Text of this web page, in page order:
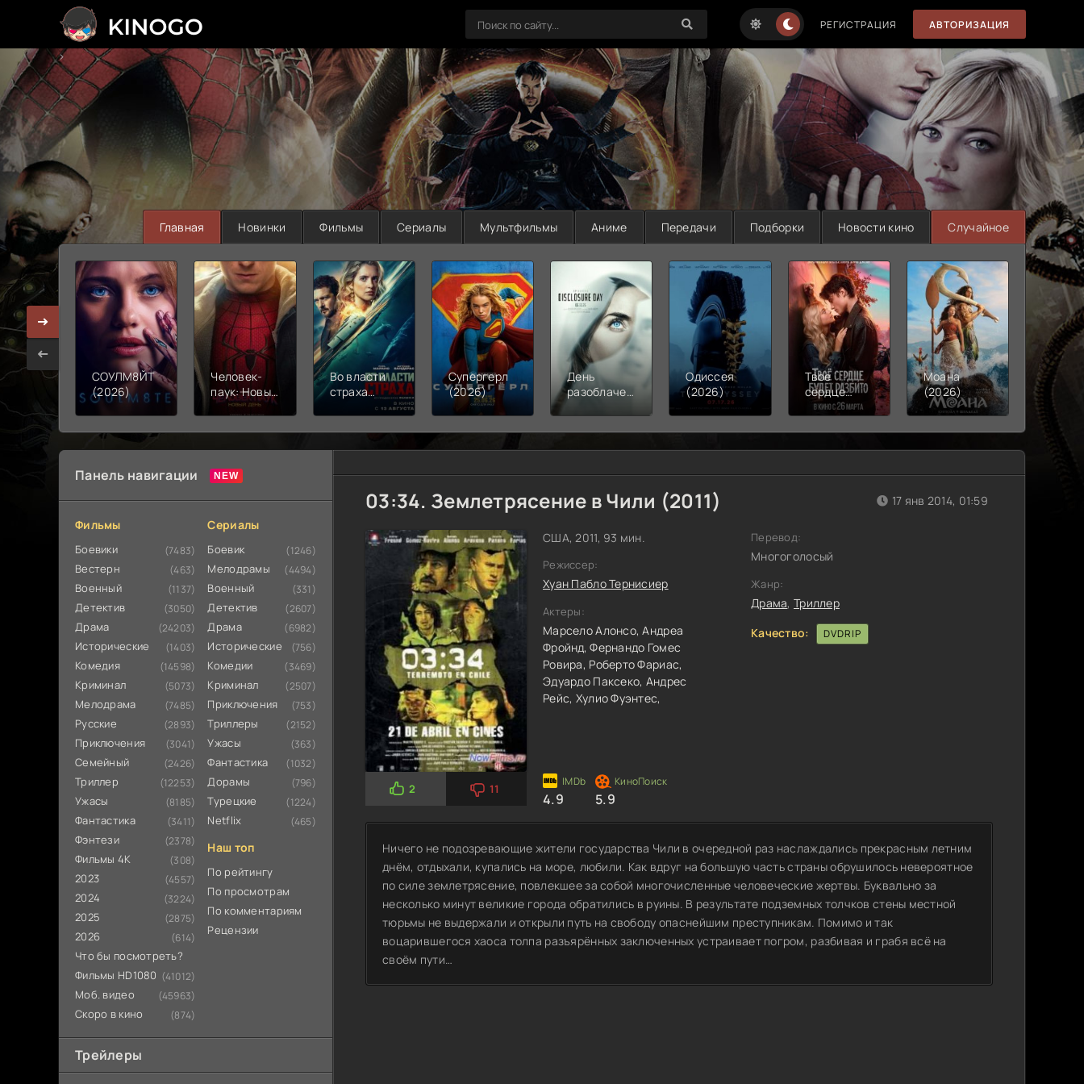
РЕГИСТРАЦИЯ АВТОРИЗАЦИЯ
>
Главная Новинки Фильмы Сериалы Мультфильмы Аниме Передачи Подборки Новости кино Случайное
СОУЛМ8ЙТ
(2026)
Человек-
паук: Новый
день (2026)
Во власти
страха
Супергерл
(2026)
День
разоблачения
Одиссея
(2026)
Твое
сердце
будет
(2026)
Моана
(2026)
Смерть
Робина
(2026)
Панель навигации
Фильмы
Боевики (7483)
Вестерн (463)
Военный (1137)
Детектив (3050)
Драма (24203)
Исторические (1403)
Комедия (14598)
Криминал (5073)
Мелодрама (7485)
Русские (2893)
Приключения (3041)
Семейный (2426)
Триллер (12253)
Ужасы (8185)
Фантастика (3411)
Фэнтези (2378)
Фильмы 4К (308)
2023 (4557)
2024 (3224)
2025 (2875)
2026 (614)
Что бы посмотреть?
Фильмы HD1080 (41012)
Моб. видео (45963)
Скоро в кино (874)
Сериалы
Боевик (1246)
Мелодрамы (4494)
Военный (331)
Детектив (2607)
Драма (6982)
Исторические (756)
Комедии (3469)
Криминал (2507)
Приключения (753)
Триллеры (2152)
Ужасы (363)
Фантастика (1032)
Дорамы (796)
Турецкие (1224)
Netflix (465)
Наш топ
По рейтингу
По просмотрам
По комментариям
Рецензии
Трейлеры
03:34. Землетрясение в Чили (2011)
2 11
США, 2011, 93 мин.
Режиссер:
Хуан Пабло Тернисиер
Актеры:
Марсело Алонсо,Андреа
Фройнд,Фернандо Гомес
Ровира, Роберто Фариас,
Эдуардо Паксеко, Андрес
Рейс, Хулио Фуэнтес,
4.9 5.9
17 янв 2014, 01:59
Перевод:
Многоголосый
Жанр:
Драма, Триллер
Качество:
DVDRIP
Ничего не подозревающие жители государства Чили в очередной раз наслаждались прекрасным летним
днём, отдыхали, купались на море, любили. Как вдруг на большую часть страны обрушилось невероятное
по силе землетрясение, повлекшее за собой многочисленные человеческие жертвы. Буквально за
несколько минут великие города обратились в руины. В результате подземных толчков стены местной
тюрьмы не выдержали и открыли путь на свободу опаснейшим преступникам. Помимо и так
воцарившегося хаоса толпа разъярённых заключенных устраивает погром, разбивая и грабя всё на
своём пути…